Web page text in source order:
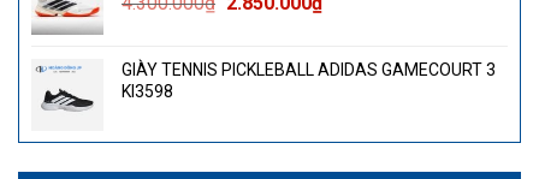
4.300.000₫.là:
GIÀY TENNIS PICKLEBALL ADIDAS GAMECOURT 3
KI3598